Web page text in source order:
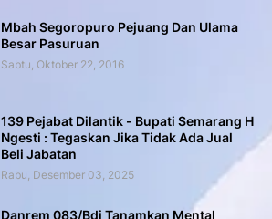
Mbah Segoropuro Pejuang Dan Ulama
Besar Pasuruan
Sabtu, Oktober 22, 2016
139 Pejabat Dilantik - Bupati Semarang H
Ngesti : Tegaskan Jika Tidak Ada Jual
Beli Jabatan
Rabu, Desember 03, 2025
Danrem 083/Bdj Tanamkan Mental